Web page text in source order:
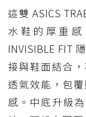
這雙 ASICS
水鞋的厚重感
INVISIBLE FIT
接與鞋面結合
透氣效能，包
感。中底升級為